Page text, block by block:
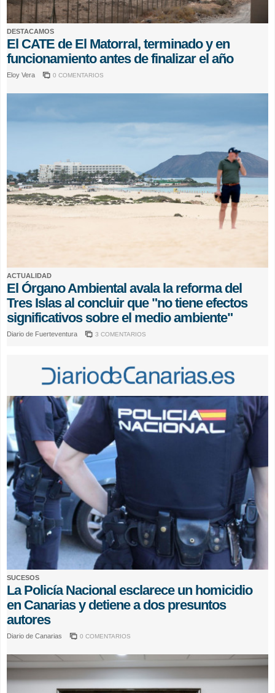
DESTACAMOS
El CATE de El Matorral, terminado y en
funcionamiento antes de finalizar el año
Eloy Vera 0 COMENTARIOS
ACTUALIDAD
El Órgano Ambiental avala la reforma del
Tres Islas al concluir que "no tiene efectos
significativos sobre el medio ambiente"
Diario de Fuerteventura 3 COMENTARIOS
SUCESOS
La Policía Nacional esclarece un homicidio
en Canarias y detiene a dos presuntos
autores
Diario de Canarias 0 COMENTARIOS